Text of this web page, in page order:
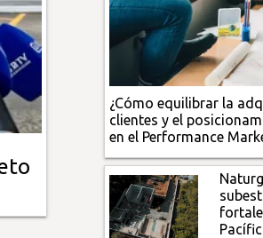
¿Cómo equilibrar la
clientes y el
en el Performance